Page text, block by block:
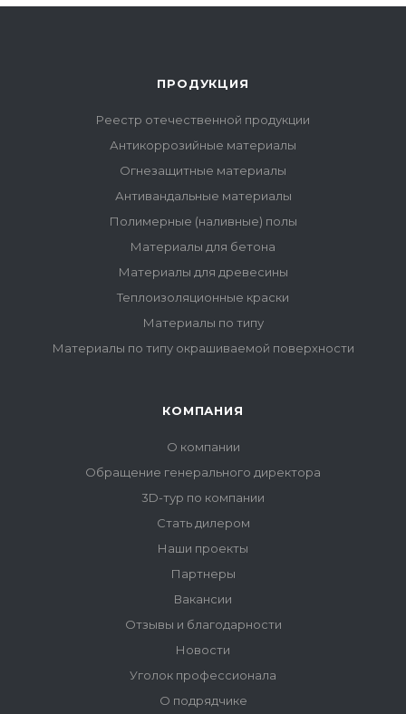
ПРОДУКЦИЯ
Реестр отечественной продукции
Антикоррозийные материалы
Огнезащитные материалы
Антивандальные материалы
Полимерные (наливные) полы
Материалы для бетона
Материалы для древесины
Теплоизоляционные краски
Материалы по типу
Материалы по типу окрашиваемой поверхности
КОМПАНИЯ
О компании
Обращение генерального директора
3D-тур по компании
Стать дилером
Наши проекты
Партнеры
Вакансии
Отзывы и благодарности
Новости
Уголок профессионала
О подрядчике